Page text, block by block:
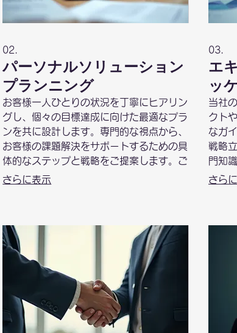
02.
パーソナルソリューション
プランニング
お客様一人ひとりの状況を丁寧にヒアリン
グし、個々の目標達成に向けた最適なプラ
ンを共に設計します。専門的な視点から、
お客様の課題解決をサポートするための具
体的なステップと戦略をご提案します。ご
要望を深く理解することから、真に価値の
さらに表示
03.
エ
ッ
当社
クト
なガ
戦略
門知
パッ
さら